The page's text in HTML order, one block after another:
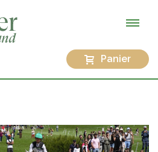
Panier